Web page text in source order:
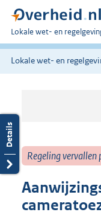
U
bent
hier:
Lokale wet- en
Lokale wet- en
Regeling